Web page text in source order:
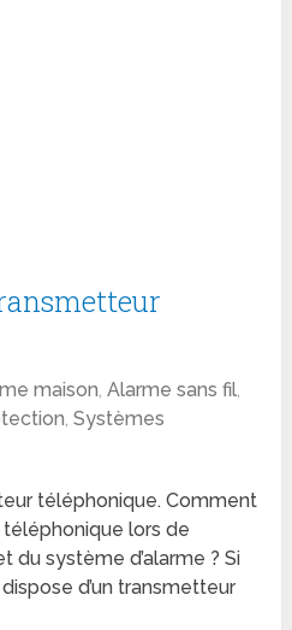
maison,Alarme sans fil,
,Systèmes
téléphonique. Comment
lors de
du système d’alarme ? Si
d’un transmetteur